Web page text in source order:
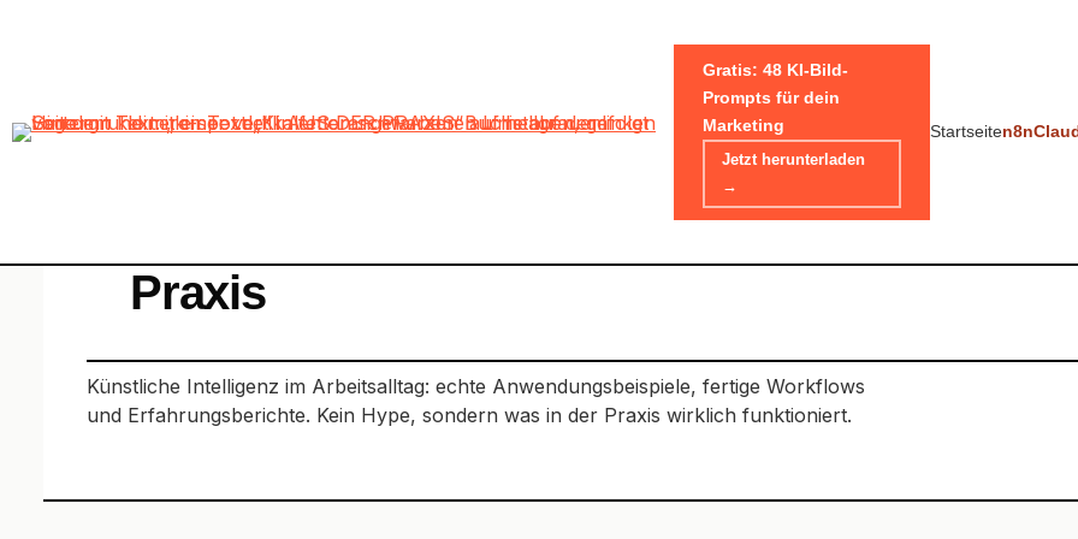
Skip
to
Gratis: 48 KI-Bild-
Prompts für dein
Marketing
Jetzt herunterladen
→
Startseiten8n
Praxis
Künstliche Intelligenz im Arbeitsalltag: echte Anwendungsbeispiele, fertige Workflows
und Erfahrungsberichte. Kein Hype, sondern was in der Praxis wirklich funktioniert.